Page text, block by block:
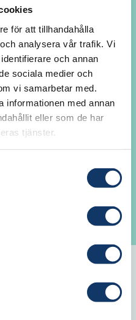
för att tillhandahålla
analysera vår trafik. Vi
och annan
sociala medier och
vi samarbetar med.
informationen med annan
eller som de har
tjänster.
ledamot logga in
och
ledamöter. Du
förslag på inval av
logga in? Klicka
att generera ett nytt